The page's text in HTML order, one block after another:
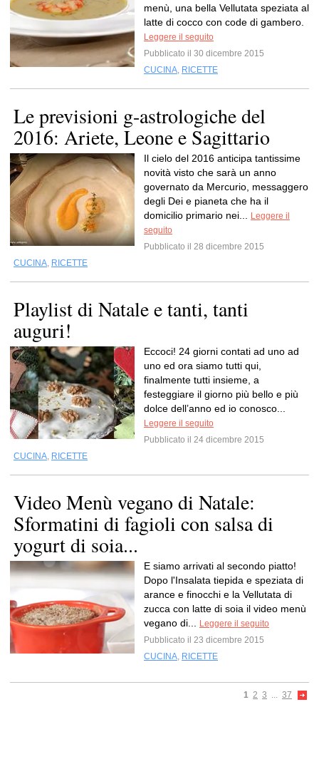
menù, una bella Vellutata speziata al
latte di cocco con code di gambero.
Leggere il seguito
Pubblicato il 30 dicembre 2015
CUCINA, RICETTE
Le previsioni g-astrologiche del
2016: Ariete, Leone e Sagittario
Il cielo del 2016 anticipa tantissime
novità visto che sarà un anno
governato da Mercurio, messaggero
degli Dei e pianeta che ha il
domicilio primario nei...
Leggere il
seguito
Pubblicato il 28 dicembre 2015
CUCINA, RICETTE
Playlist di Natale e tanti, tanti
auguri!
Eccoci! 24 giorni contati ad uno ad
uno ed ora siamo tutti qui,
finalmente tutti insieme, a
festeggiare il giorno più bello e più
dolce dell’anno ed io conosco...
Leggere il seguito
Pubblicato il 24 dicembre 2015
CUCINA, RICETTE
Video Menù vegano di Natale:
Sformatini di fagioli con salsa di
yogurt di soia...
E siamo arrivati al secondo piatto!
Dopo l'Insalata tiepida e speziata di
arance e finocchi e la Vellutata di
zucca con latte di soia il video menù
vegano di...
Leggere il seguito
Pubblicato il 23 dicembre 2015
CUCINA, RICETTE
1 2 3 ... 37